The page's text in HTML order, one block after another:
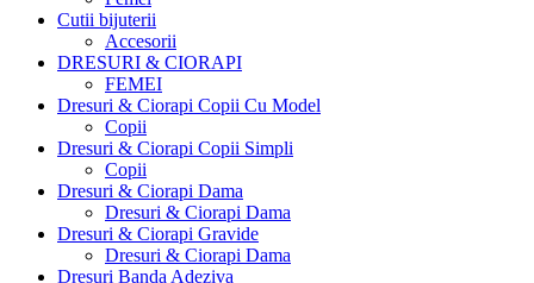
Cutii bijuterii
Accesorii
DRESURI & CIORAPI
FEMEI
Dresuri & Ciorapi Copii Cu Model
Copii
Dresuri & Ciorapi Copii Simpli
Copii
Dresuri & Ciorapi Dama
Dresuri & Ciorapi Dama
Dresuri & Ciorapi Gravide
Dresuri & Ciorapi Dama
Dresuri Banda Adeziva